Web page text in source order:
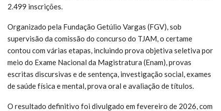
2.499 inscrições.
Organizado pela Fundação Getúlio Vargas (FGV), sob
supervisão da comissão do concurso do TJAM, o certame
contou com várias etapas, incluindo prova objetiva seletiva por
meio do Exame Nacional da Magistratura (Enam), provas
escritas discursivas e de sentença, investigação social, exames
de saúde física e mental, prova oral e avaliação de títulos.
O resultado definitivo foi divulgado em fevereiro de 2026, com